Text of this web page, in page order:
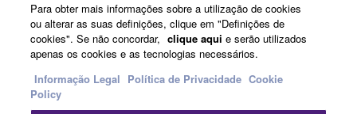
About Yamaha
Portugal - English
Consumer
Para obter mais informações sobre a utilização de cookies
ou alterar as suas definições, clique em "Definições de
cookies". Se não concordar, clique aqui e serão utilizados
apenas os cookies e as tecnologias necessários.
Informação Legal Política de Privacidade Cookie
Policy